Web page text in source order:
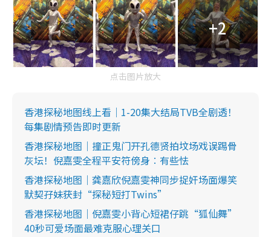
+2
点击图片放大
香港探秘地图线上看｜1-20集大结局TVB全剧透！
每集剧情预告即时更新
香港探秘地图｜撞正鬼门开孔德贤拍坟场戏误踢骨
灰坛！倪嘉雯全程平安符傍身︰有些怯
香港探秘地图｜龚嘉欣倪嘉雯神同步捉奸场面爆笑
默契孖妹获封“探秘短打Twins”
香港探秘地图｜倪嘉雯小背心短裙仔跳“狐仙舞”
40秒可爱场面最难克服心理关口